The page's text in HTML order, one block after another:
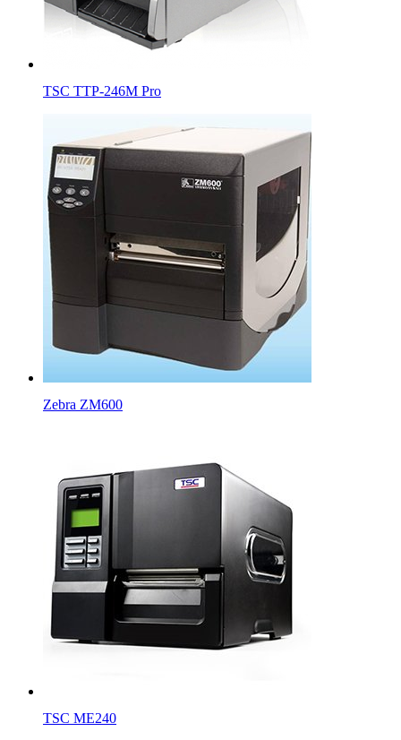
TSC TTP-246M Pro
Zebra ZM600
TSC ME240